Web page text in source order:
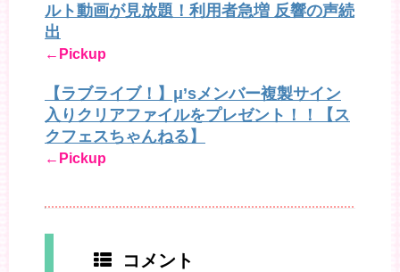
ルト動画が見放題！利用者急増 反響の声続
出
←Pickup
【ラブライブ！】μ’sメンバー複製サイン
入りクリアファイルをプレゼント！！【ス
クフェスちゃんねる】
←Pickup
コメント